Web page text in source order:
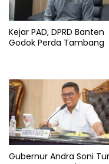
Kejar PAD, DPRD Banten
Godok Perda Tambang
Gubernur Andra Soni